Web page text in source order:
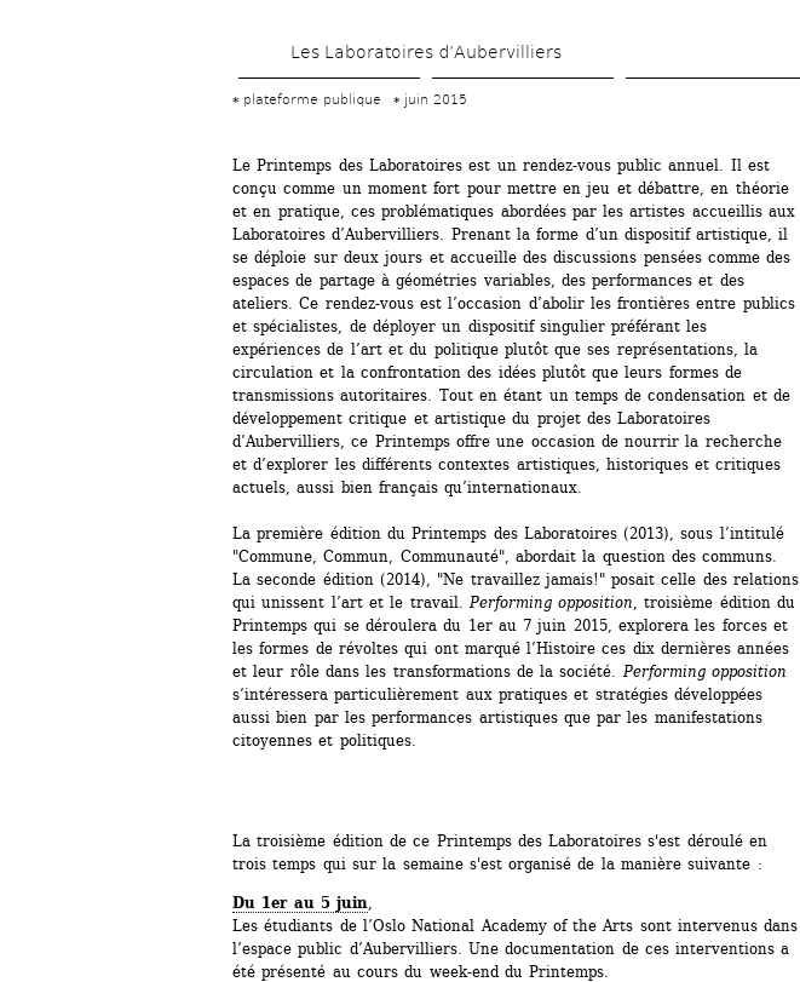
contenu
Les Laboratoires d’Aubervilliers
plateforme publique juin 2015
Le Printemps des Laboratoires est un rendez-vous public annuel. Il est
conçu comme un moment fort pour mettre en jeu et débattre, en théorie
et en pratique, ces problématiques abordées par les artistes accueillis aux
Laboratoires d’Aubervilliers. Prenant la forme d’un dispositif artistique, il
se déploie sur deux jours et accueille des discussions pensées comme des
espaces de partage à géométries variables, des performances et des
ateliers. Ce rendez-vous est l’occasion d’abolir les frontières entre publics
et spécialistes, de déployer un dispositif singulier préférant les
expériences de l’art et du politique plutôt que ses représentations, la
circulation et la confrontation des idées plutôt que leurs formes de
transmissions autoritaires. Tout en étant un temps de condensation et de
développement critique et artistique du projet des Laboratoires
d’Aubervilliers, ce Printemps offre une occasion de nourrir la recherche
et d’explorer les différents contextes artistiques, historiques et critiques
actuels, aussi bien français qu’internationaux.
La première édition du Printemps des Laboratoires (2013), sous l’intitulé
"Commune, Commun, Communauté", abordait la question des communs.
La seconde édition (2014), "Ne travaillez jamais!" posait celle des relations
qui unissent l’art et le travail. Performing opposition , troisième édition du
Printemps qui se déroulera du 1er au 7 juin 2015, explorera les forces et
les formes de révoltes qui ont marqué l’Histoire ces dix dernières années
et leur rôle dans les transformations de la société. Performing opposition
s’intéressera particulièrement aux pratiques et stratégies développées
aussi bien par les performances artistiques que par les manifestations
citoyennes et politiques.
La troisième édition de ce Printemps des Laboratoires s'est déroulé en
trois temps qui sur la semaine s'est organisé de la manière suivante :
Du 1er au 5 juin
Les étudiants de l’Oslo National Academy of the Arts sont intervenus dans
l’espace public d’Aubervilliers. Une documentation de ces interventions a
été présenté au cours du week-end du Printemps.